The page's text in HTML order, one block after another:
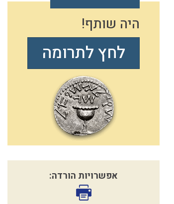
היה שותף!
לחץ לתרומה
אפשרויות הורדה: